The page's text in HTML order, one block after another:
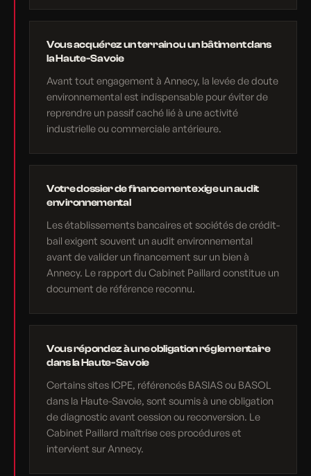
Vous acquérez un terrain ou un bâtiment dans
la Haute-Savoie
Avant tout engagement à Annecy, la levée de doute
environnemental est indispensable pour éviter de
reprendre un passif caché lié à une activité
industrielle ou commerciale antérieure.
Votre dossier de financement exige un audit
environnemental
Les établissements bancaires et sociétés de crédit-
bail exigent souvent un audit environnemental
avant de valider un financement sur un bien à
Annecy. Le rapport du Cabinet Paillard constitue un
document de référence reconnu.
Vous répondez à une obligation réglementaire
dans la Haute-Savoie
Certains sites ICPE, référencés BASIAS ou BASOL
dans la Haute-Savoie, sont soumis à une obligation
de diagnostic avant cession ou reconversion. Le
Cabinet Paillard maîtrise ces procédures et
intervient sur Annecy.